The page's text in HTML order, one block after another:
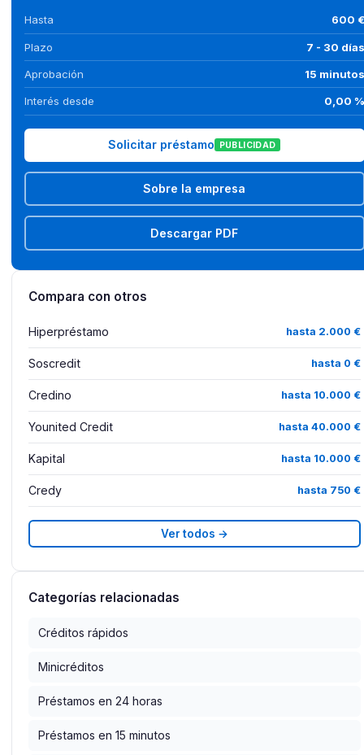
Hasta 600 €
Plazo 7 - 30 días
Aprobación 15 minutos
Interés desde 0,00 %
Solicitar préstamo PUBLICIDAD
Sobre la empresa
Descargar PDF
Compara con otros
Hiperpréstamo hasta 2.000 €
Soscredit hasta 0 €
Credino hasta 10.000 €
Younited Credit hasta 40.000 €
Kapital hasta 10.000 €
Credy hasta 750 €
Ver todos →
Categorías relacionadas
Créditos rápidos
Minicréditos
Préstamos en 24 horas
Préstamos en 15 minutos